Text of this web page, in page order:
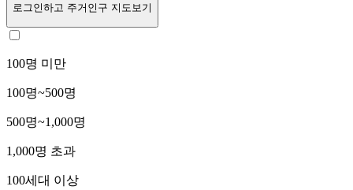
로그인하고 주거인구 지도보기
100명 미만
100명~500명
500명~1,000명
1,000명 초과
100세대 이상